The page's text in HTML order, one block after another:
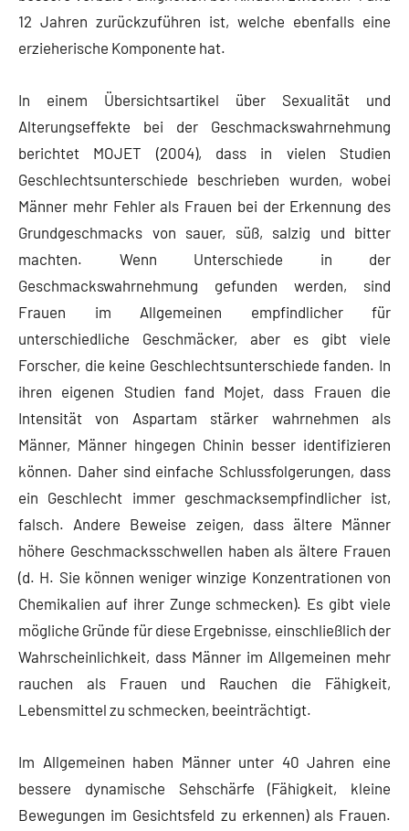
12 Jahren zurückzuführen ist, welche ebenfalls eine
erzieherische Komponente hat.
In einem Übersichtsartikel über Sexualität und
Alterungseffekte bei der Geschmackswahrnehmung
berichtet MOJET (2004), dass in vielen Studien
Geschlechtsunterschiede beschrieben wurden, wobei
Männer mehr Fehler als Frauen bei der Erkennung des
Grundgeschmacks von sauer, süß, salzig und bitter
machten. Wenn Unterschiede in der
Geschmackswahrnehmung gefunden werden, sind
Frauen im Allgemeinen empfindlicher für
unterschiedliche Geschmäcker, aber es gibt viele
Forscher, die keine Geschlechtsunterschiede fanden. In
ihren eigenen Studien fand Mojet, dass Frauen die
Intensität von Aspartam stärker wahrnehmen als
Männer, Männer hingegen Chinin besser identifizieren
können. Daher sind einfache Schlussfolgerungen, dass
ein Geschlecht immer geschmacksempfindlicher ist,
falsch. Andere Beweise zeigen, dass ältere Männer
höhere Geschmacksschwellen haben als ältere Frauen
(d. H. Sie können weniger winzige Konzentrationen von
Chemikalien auf ihrer Zunge schmecken). Es gibt viele
mögliche Gründe für diese Ergebnisse, einschließlich der
Wahrscheinlichkeit, dass Männer im Allgemeinen mehr
rauchen als Frauen und Rauchen die Fähigkeit,
Lebensmittel zu schmecken, beeinträchtigt.
Im Allgemeinen haben Männer unter 40 Jahren eine
bessere dynamische Sehschärfe (Fähigkeit, kleine
Bewegungen im Gesichtsfeld zu erkennen) als Frauen.